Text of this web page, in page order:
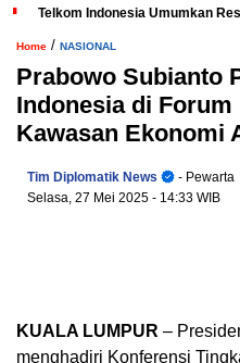
Telkom Indonesia Umumkan
Home / NASIONAL
Prabowo Subianto
Indonesia di Forum
Kawasan Ekonomi
Tim Diplomatik News
- Pewarta
Selasa, 27 Mei 2025 - 14:33 WIB
KUALA LUMPUR –
menghadiri Konferensi